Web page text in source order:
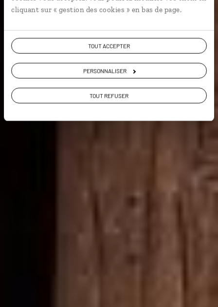
cliquant sur « gestion des cookies » en bas de page.
TOUT ACCEPTER
PERSONNALISER
TOUT REFUSER
(486 avis sur l'Egypte)
VOIR NOS 12 IDÉES DE VOYAGE EN EGYPTE